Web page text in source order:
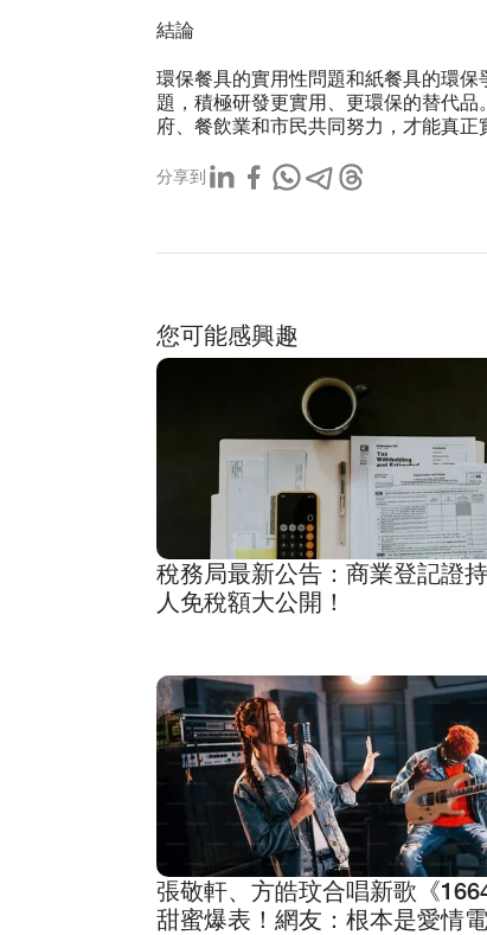
結論
環保餐具的實用性問題和紙餐具的環
題，積極研發更實用、更環保的替代
府、餐飲業和市民共同努力，才能真正
分享到
您可能感興趣
稅務局最新公告：商業登記證
人免稅額大公開！
張敬軒、方皓玟合唱新歌《
甜蜜爆表！網友：根本是愛情